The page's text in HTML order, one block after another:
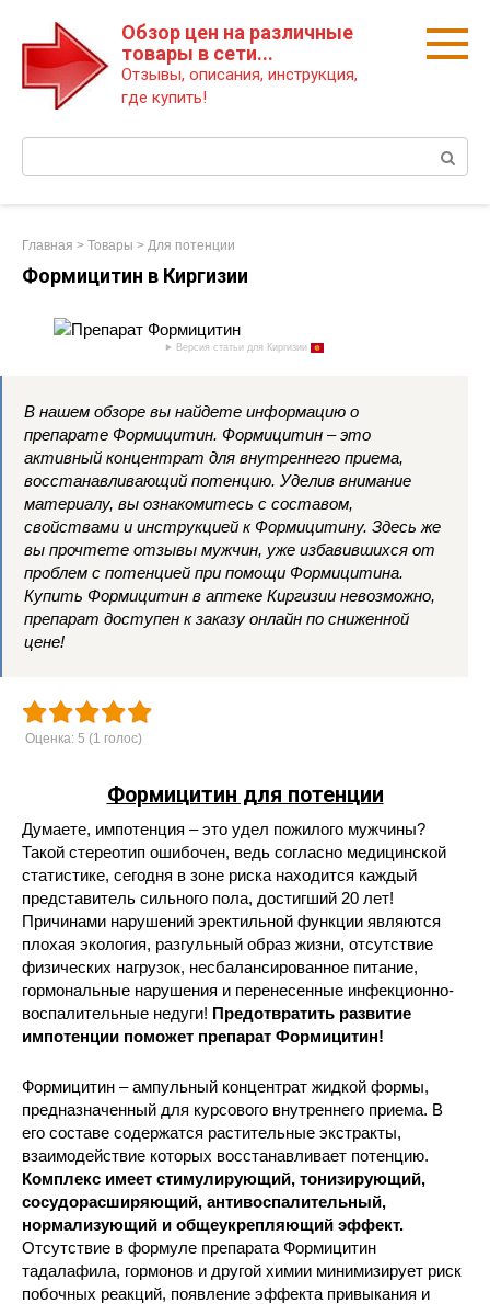
Обзор цен на различные
товары в сети...
Отзывы, описания, инструкция,
где купить!
Главная > Товары > Для потенции
Формицитин в Киргизии
Версия статьи для Киргизии
В нашем обзоре вы найдете информацию о
препарате Формицитин. Формицитин – это
активный концентрат для внутреннего приема,
восстанавливающий потенцию. Уделив внимание
материалу, вы ознакомитесь с составом,
свойствами и инструкцией к Формицитину. Здесь же
вы прочтете отзывы мужчин, уже избавившихся от
проблем с потенцией при помощи Формицитина.
Купить Формицитин в аптеке Киргизии невозможно,
препарат доступен к заказу онлайн по сниженной
цене!
Оценка: 5 (1 голос)
Формицитин для потенции
Думаете, импотенция – это удел пожилого мужчины?
Такой стереотип ошибочен, ведь согласно медицинской
статистике, сегодня в зоне риска находится каждый
представитель сильного пола, достигший 20 лет!
Причинами нарушений эректильной функции являются
плохая экология, разгульный образ жизни, отсутствие
физических нагрузок, несбалансированное питание,
гормональные нарушения и перенесенные инфекционно-
воспалительные недуги! Предотвратить развитие
импотенции поможет препарат Формицитин!
Формицитин – ампульный концентрат жидкой формы,
предназначенный для курсового внутреннего приема. В
его составе содержатся растительные экстракты,
взаимодействие которых восстанавливает потенцию.
Комплекс имеет стимулирующий, тонизирующий,
сосудорасширяющий, антивоспалительный,
нормализующий и общеукрепляющий эффект.
Отсутствие в формуле препарата Формицитин
тадалафила, гормонов и другой химии минимизирует риск
побочных реакций, появление эффекта привыкания и